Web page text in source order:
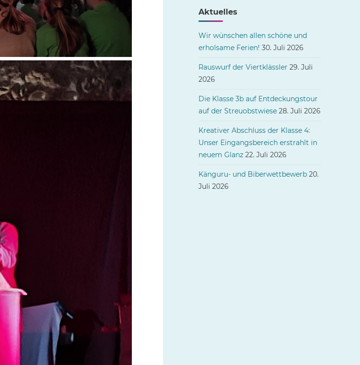
Aktuelles
Wir wünschen allen schöne und
erholsame Ferien! 30. Juli 2026
Rauswurf der Viertklässler 29. Juli
2026
Die Klasse 3b auf Entdeckungstour
auf der Streuobstwiese 28. Juli 2026
Kreativer Abschluss der Klasse 4:
Unser Eingangsbereich erstrahlt in
neuem Glanz 22. Juli 2026
Känguru- und Biberwettbewerb 20.
Juli 2026